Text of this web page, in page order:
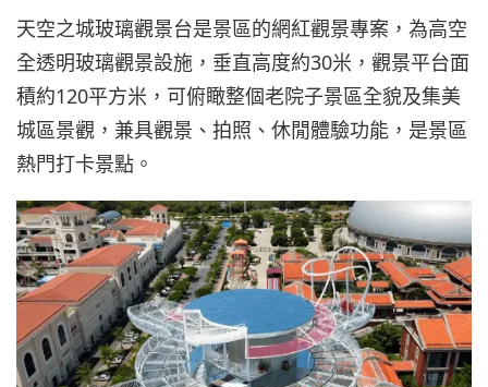
天空之城玻璃觀景台是景區的網紅觀景專案，為高空
全透明玻璃觀景設施，垂直高度約30米，觀景平台面
積約120平方米，可俯瞰整個老院子景區全貌及集美
城區景觀，兼具觀景、拍照、休閒體驗功能，是景區
熱門打卡景點。